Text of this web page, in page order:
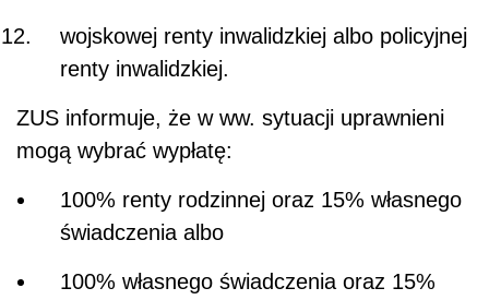
wojskowej renty inwalidzkiej albo policyjnej
renty inwalidzkiej.
ZUS informuje, że w ww. sytuacji uprawnieni
mogą wybrać wypłatę:
100% renty rodzinnej oraz 15% własnego
świadczenia albo
100% własnego świadczenia oraz 15%